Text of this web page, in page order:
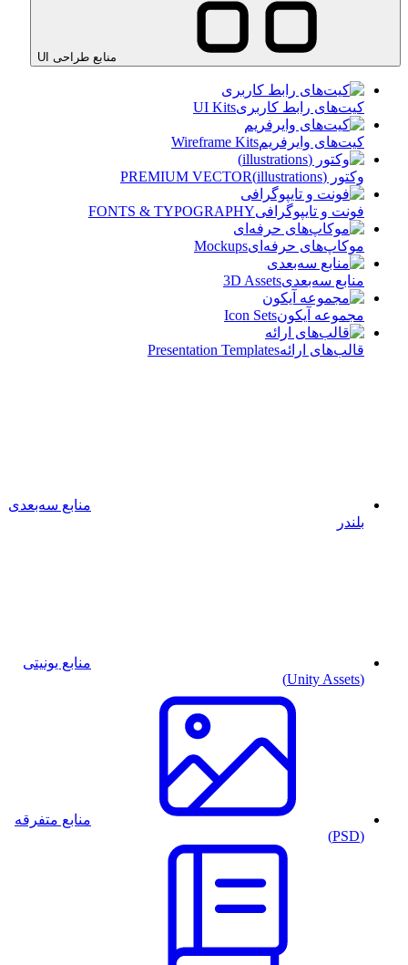
منابع طراحی UI
کیت‌های رابط کاربریUI Kits
کیت‌های وایرفریمWireframe Kits
وکتور (illustrations) PREMIUM VECTOR
فونت و تایپوگرافیFONTS & TYPOGRAPHY
موکاپ‌های حرفه‌ایMockups
منابع سه‌بعدی3D Assets
مجموعه آیکون‌Icon Sets
قالب‌های ارائهPresentation Templates
منابع سه‌بعدی
بلندر
منابع یونیتی
(Unity Assets)
منابع متفرقه
(PSD)